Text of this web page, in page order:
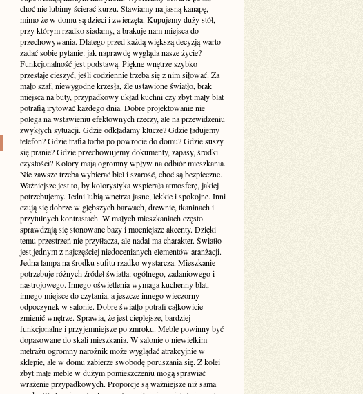
choć nie lubimy ścierać kurzu. Stawiamy na jasną kanapę,
mimo że w domu są dzieci i zwierzęta. Kupujemy duży stół,
przy którym rzadko siadamy, a brakuje nam miejsca do
przechowywania. Dlatego przed każdą większą decyzją warto
zadać sobie pytanie: jak naprawdę wygląda nasze życie?
Funkcjonalność jest podstawą. Piękne wnętrze szybko
przestaje cieszyć, jeśli codziennie trzeba się z nim siłować. Za
mało szaf, niewygodne krzesła, źle ustawione światło, brak
miejsca na buty, przypadkowy układ kuchni czy zbyt mały blat
potrafią irytować każdego dnia. Dobre projektowanie nie
polega na wstawieniu efektownych rzeczy, ale na przewidzeniu
zwykłych sytuacji. Gdzie odkładamy klucze? Gdzie ładujemy
telefon? Gdzie trafia torba po powrocie do domu? Gdzie suszy
się pranie? Gdzie przechowujemy dokumenty, zapasy, środki
czystości? Kolory mają ogromny wpływ na odbiór mieszkania.
Nie zawsze trzeba wybierać biel i szarość, choć są bezpieczne.
Ważniejsze jest to, by kolorystyka wspierała atmosferę, jakiej
potrzebujemy. Jedni lubią wnętrza jasne, lekkie i spokojne. Inni
czują się dobrze w głębszych barwach, drewnie, tkaninach i
przytulnych kontrastach. W małych mieszkaniach często
sprawdzają się stonowane bazy i mocniejsze akcenty. Dzięki
temu przestrzeń nie przytłacza, ale nadal ma charakter. Światło
jest jednym z najczęściej niedocenianych elementów aranżacji.
Jedna lampa na środku sufitu rzadko wystarcza. Mieszkanie
potrzebuje różnych źródeł światła: ogólnego, zadaniowego i
nastrojowego. Innego oświetlenia wymaga kuchenny blat,
innego miejsce do czytania, a jeszcze innego wieczorny
odpoczynek w salonie. Dobre światło potrafi całkowicie
zmienić wnętrze. Sprawia, że jest cieplejsze, bardziej
funkcjonalne i przyjemniejsze po zmroku. Meble powinny być
dopasowane do skali mieszkania. W salonie o niewielkim
metrażu ogromny narożnik może wyglądać atrakcyjnie w
sklepie, ale w domu zabierze swobodę poruszania się. Z kolei
zbyt małe meble w dużym pomieszczeniu mogą sprawiać
wrażenie przypadkowych. Proporcje są ważniejsze niż sama